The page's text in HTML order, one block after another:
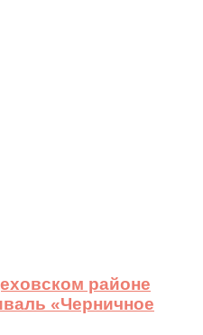
районе
«Черничное